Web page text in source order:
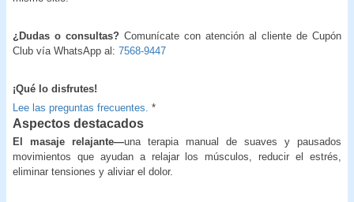
¿Dudas o consultas? Comunícate con atención al cliente de Cupón
Club vía WhatsApp al: 7568-9447
¡Qué lo disfrutes!
Lee las preguntas frecuentes. *
Aspectos destacados
El masaje relajante—una terapia manual de suaves y pausados
movimientos que ayudan a relajar los músculos, reducir el estrés,
eliminar tensiones y aliviar el dolor.